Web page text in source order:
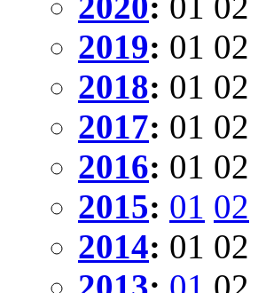
2019: 01 02
2018: 01 02
2017: 01 02
2016: 01 02
2015: 01 02
2014: 01 02